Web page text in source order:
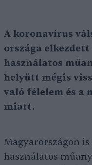
A koronavírus
országa
használatos
helyütt mégis
való félelem és a
miatt.
Magyarországon
használatos